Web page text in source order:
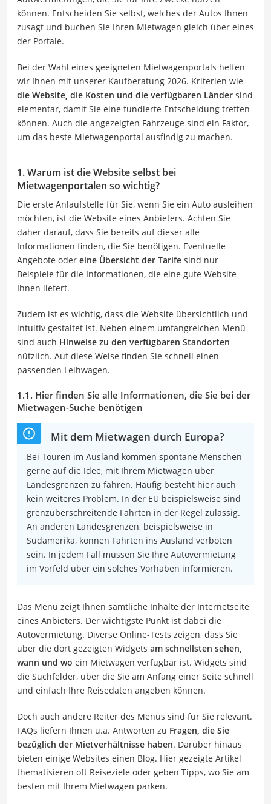
können. Entscheiden Sie selbst, welches der Autos Ihnen
zusagt und buchen Sie Ihren Mietwagen gleich über eines
der Portale.
Bei der Wahl eines geeigneten Mietwagenportals helfen
wir Ihnen mit unserer Kaufberatung 2026. Kriterien wie
die Website, die Kosten und die verfügbaren Länder sind
elementar, damit Sie eine fundierte Entscheidung treffen
können. Auch die angezeigten Fahrzeuge sind ein Faktor,
um das beste Mietwagenportal ausfindig zu machen.
1. Warum ist die Website selbst bei
Mietwagenportalen so wichtig?
Die erste Anlaufstelle für Sie, wenn Sie ein Auto ausleihen
möchten, ist die Website eines Anbieters. Achten Sie
daher darauf, dass Sie bereits auf dieser alle
Informationen finden, die Sie benötigen. Eventuelle
Angebote oder eine Übersicht der Tarife sind nur
Beispiele für die Informationen, die eine gute Website
Ihnen liefert.
Zudem ist es wichtig, dass die Website übersichtlich und
intuitiv gestaltet ist. Neben einem umfangreichen Menü
sind auch Hinweise zu den verfügbaren Standorten
nützlich. Auf diese Weise finden Sie schnell einen
passenden Leihwagen.
1.1. Hier finden Sie alle Informationen, die Sie bei der
Mietwagen-Suche benötigen
Mit dem Mietwagen durch Europa?
Bei Touren im Ausland kommen spontane Menschen
gerne auf die Idee, mit Ihrem Mietwagen über
Landesgrenzen zu fahren. Häufig besteht hier auch
kein weiteres Problem. In der EU beispielsweise sind
grenzüberschreitende Fahrten in der Regel zulässig.
An anderen Landesgrenzen, beispielsweise in
Südamerika, können Fahrten ins Ausland verboten
sein. In jedem Fall müssen Sie Ihre Autovermietung
im Vorfeld über ein solches Vorhaben informieren.
Das Menü zeigt Ihnen sämtliche Inhalte der Internetseite
eines Anbieters. Der wichtigste Punkt ist dabei die
Autovermietung. Diverse Online-Tests zeigen, dass Sie
über die dort gezeigten Widgets am schnellsten sehen,
wann und wo ein Mietwagen verfügbar ist. Widgets sind
die Suchfelder, über die Sie am Anfang einer Seite schnell
und einfach Ihre Reisedaten angeben können.
Doch auch andere Reiter des Menüs sind für Sie relevant.
FAQs liefern Ihnen u.a. Antworten zu Fragen, die Sie
bezüglich der Mietverhältnisse haben. Darüber hinaus
bieten einige Websites einen Blog. Hier gezeigte Artikel
thematisieren oft Reiseziele oder geben Tipps, wo Sie am
besten mit Ihrem Mietwagen parken.